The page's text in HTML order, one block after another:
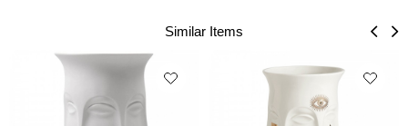
Similar Items